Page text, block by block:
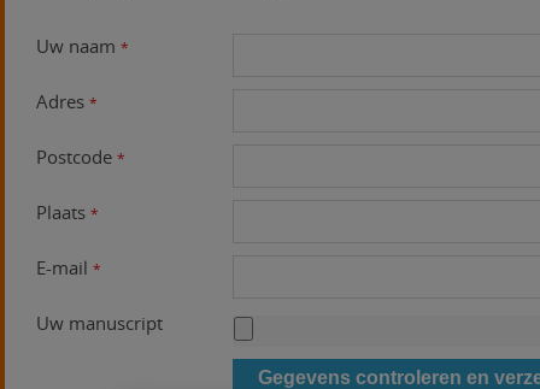
Uw naam *
Adres *
Postcode *
Plaats *
E-mail *
Uw manuscript